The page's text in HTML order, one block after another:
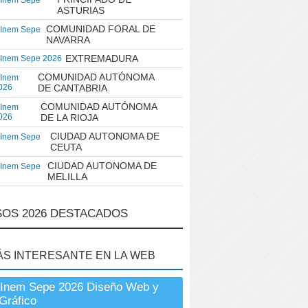
ASTURIAS
Sepe
COMUNIDAD FORAL DE
NAVARRA
Sepe 2026 EXTREMADURA
COMUNIDAD AUTÓNOMA
DE CANTABRIA
COMUNIDAD AUTÓNOMA
DE LA RIOJA
Sepe
CIUDAD AUTONOMA DE
CEUTA
Sepe
CIUDAD AUTONOMA DE
MELILLA
2026 DESTACADOS
INTERESANTE EN LA WEB
Sepe 2026 Diseño Web y